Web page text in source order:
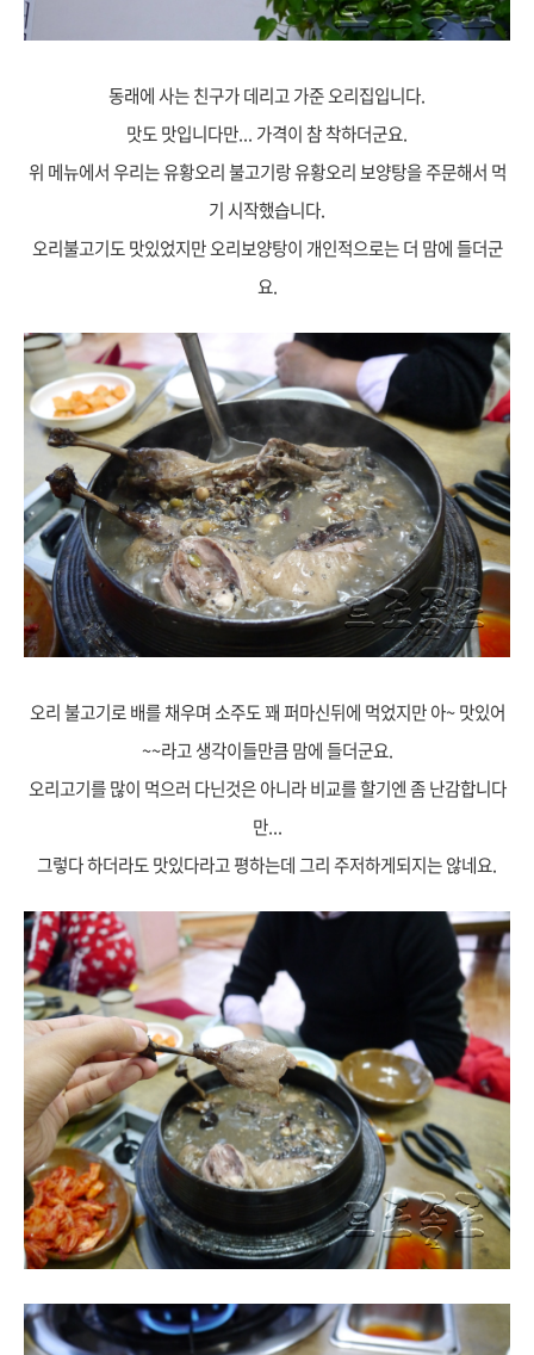
동래에 사는 친구가 데리고 가준 오리집입니다.
맛도 맛입니다만... 가격이 참 착하더군요.
위 메뉴에서 우리는 유황오리 불고기랑 유황오리 보양탕을 주문해서 먹
기 시작했습니다.
오리불고기도 맛있었지만 오리보양탕이 개인적으로는 더 맘에 들더군
요.
오리 불고기로 배를 채우며 소주도 꽤 퍼마신뒤에 먹었지만 아~ 맛있어
~~라고 생각이들만큼 맘에 들더군요.
오리고기를 많이 먹으러 다닌것은 아니라 비교를 할기엔 좀 난감합니다
만...
그렇다 하더라도 맛있다라고 평하는데 그리 주저하게되지는 않네요.